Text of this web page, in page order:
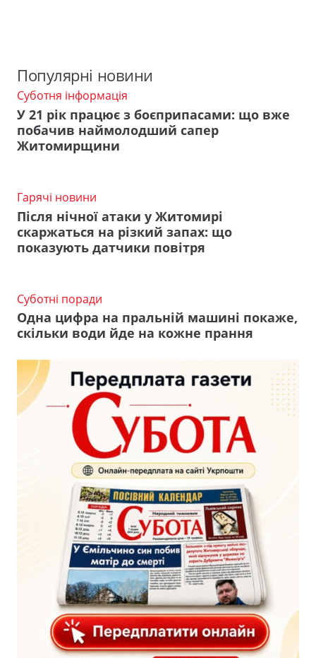
Популярні новини
Суботня інформація
У 21 рік працює з боєприпасами: що вже
побачив наймолодший сапер
Житомирщини
Гарячі новини
Після нічної атаки у Житомирі
скаржаться на різкий запах: що
показують датчики повітря
Суботні поради
Одна цифра на пральній машині покаже,
скільки води йде на кожне прання